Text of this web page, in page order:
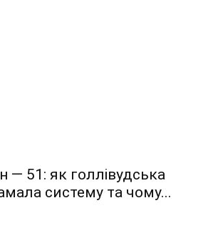
— 51: як голлівудська
систему та чому...